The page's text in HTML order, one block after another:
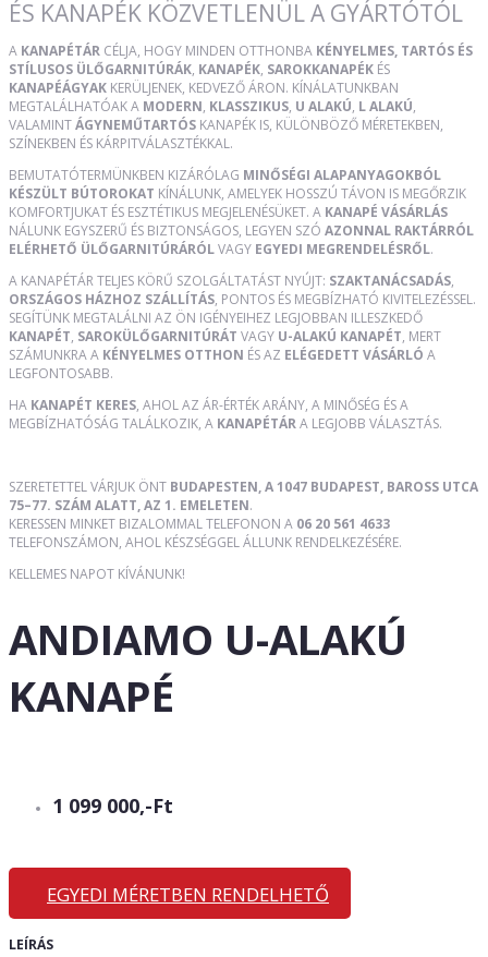
ÉS KANAPÉK KÖZVETLENÜL A GYÁRTÓTÓL
A KANAPÉTÁR CÉLJA, HOGY MINDEN OTTHONBA KÉNYELMES, TARTÓS ÉS
STÍLUSOS ÜLŐGARNITÚRÁK, KANAPÉK, SAROKKANAPÉK ÉS
KANAPÉÁGYAK KERÜLJENEK, KEDVEZŐ ÁRON. KÍNÁLATUNKBAN
MEGTALÁLHATÓAK A MODERN, KLASSZIKUS, U ALAKÚ, L ALAKÚ,
VALAMINTÁGYNEMŰTARTÓS KANAPÉK IS, KÜLÖNBÖZŐ MÉRETEKBEN,
SZÍNEKBEN ÉS KÁRPITVÁLASZTÉKKAL.
BEMUTATÓTERMÜNKBEN KIZÁRÓLAG MINŐSÉGI ALAPANYAGOKBÓL
KÉSZÜLT BÚTOROKAT KÍNÁLUNK, AMELYEK HOSSZÚ TÁVON IS MEGŐRZIK
KOMFORTJUKAT ÉS ESZTÉTIKUS MEGJELENÉSÜKET. A KANAPÉ VÁSÁRLÁS
NÁLUNK EGYSZERŰ ÉS BIZTONSÁGOS, LEGYEN SZÓ AZONNAL RAKTÁRRÓL
ELÉRHETŐ ÜLŐGARNITÚRÁRÓLVAGY EGYEDI MEGRENDELÉSRŐL.
A KANAPÉTÁR TELJES KÖRŰ SZOLGÁLTATÁST NYÚJT: SZAKTANÁCSADÁS,
ORSZÁGOS HÁZHOZ SZÁLLÍTÁS, PONTOS ÉS MEGBÍZHATÓ KIVITELEZÉSSEL.
SEGÍTÜNK MEGTALÁLNI AZ ÖN IGÉNYEIHEZ LEGJOBBAN ILLESZKEDŐ
KANAPÉT, SAROKÜLŐGARNITÚRÁT VAGY U-ALAKÚ KANAPÉT, MERT
SZÁMUNKRA A KÉNYELMES OTTHON ÉS AZ ELÉGEDETT VÁSÁRLÓ A
LEGFONTOSABB.
HA KANAPÉT KERES, AHOL AZ ÁR-ÉRTÉK ARÁNY, A MINŐSÉG ÉS A
MEGBÍZHATÓSÁG TALÁLKOZIK, A KANAPÉTÁRA LEGJOBB VÁLASZTÁS.
SZERETETTEL VÁRJUK ÖNT BUDAPESTEN, A 1047 BUDAPEST, BAROSS UTCA
75–77. SZÁM ALATT, AZ 1. EMELETEN.
KERESSEN MINKET BIZALOMMAL TELEFONON A 06 20 561 4633
TELEFONSZÁMON, AHOL KÉSZSÉGGEL ÁLLUNK RENDELKEZÉSÉRE.
KELLEMES NAPOT KÍVÁNUNK!
ANDIAMO U-ALAKÚ
KANAPÉ
1 099 000,-Ft
EGYEDI MÉRETBEN RENDELHETŐ
LEÍRÁS